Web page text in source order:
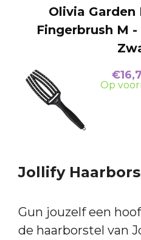
Olivia
Fingerbrush M
Op
Jollify
Gun jouzelf een
de haarborstel van